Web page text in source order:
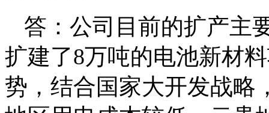
答：公司目前的扩产主
扩建了8万吨的电池新材
势，结合国家大开发战略